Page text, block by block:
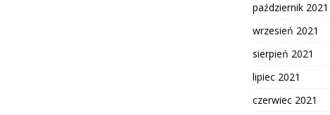
październik 2021
wrzesień 2021
sierpień 2021
lipiec 2021
czerwiec 2021